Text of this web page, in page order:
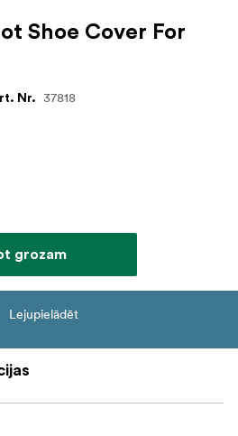
Shoe Cover For
Nr. 37818
grozam
Lejupielādēt